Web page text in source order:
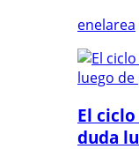
enelarea
El
duda